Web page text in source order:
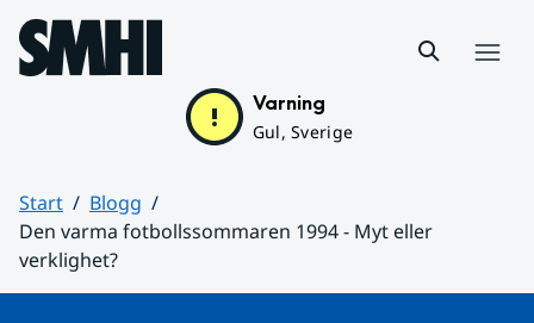
Hoppa till sidans innehåll
Varning
Gul, Sverige
Start
Blogg
Den varma fotbollssommaren 1994 - Myt eller
verklighet?